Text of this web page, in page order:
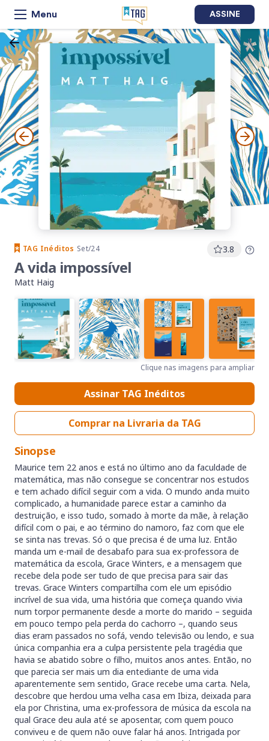
Menu ASSINE
TAG Inéditos Set/24 3.8
A vida impossível
Matt Haig
Clique nas imagens para ampliar
Assinar TAG Inéditos
Comprar na Livraria da TAG
Sinopse
Maurice tem 22 anos e está no último ano da faculdade de
matemática, mas não consegue se concentrar nos estudos
e tem achado difícil seguir com a vida. O mundo anda muito
complicado, a humanidade parece estar a caminho da
destruição, e isso tudo, somado à morte da mãe, à relação
difícil com o pai, e ao término do namoro, faz com que ele
se sinta nas trevas. Só o que precisa é de uma luz. Então
manda um e-mail de desabafo para sua ex-professora de
matemática da escola, Grace Winters, e a mensagem que
recebe dela pode ser tudo de que precisa para sair das
trevas. Grace Winters compartilha com ele um episódio
incrível de sua vida, uma história que começa quando vivia
num torpor permanente desde a morte do marido – seguida
em pouco tempo pela perda do cachorro –, quando seus
dias eram passados no sofá, vendo televisão ou lendo, e sua
única companhia era a culpa persistente pela tragédia que
havia se abatido sobre o filho, muitos anos antes. Então, no
que parecia ser mais um dia entediante de uma vida
aparentemente sem sentido, Grace recebe uma carta. Nela,
descobre que herdou uma velha casa em Ibiza, deixada para
ela por Christina, uma ex-professora de música da escola na
qual Grace deu aula até se aposentar, com quem pouco
conviveu e de quem não ouve falar há anos. Intrigada por